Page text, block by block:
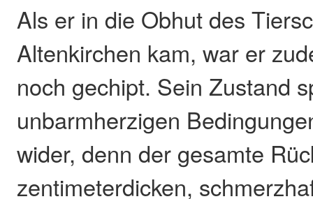
Als er in die Obhut des
Altenkirchen kam, war er
noch gechipt. Sein Zustand
unbarmherzigen
wider, denn der gesamte
zentimeterdicken,